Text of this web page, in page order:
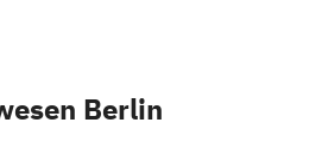
Berlin